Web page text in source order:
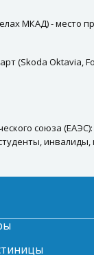
МКАД) - место
(Skoda Oktavia,
союза